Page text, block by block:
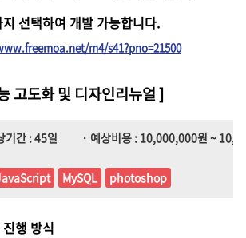
선택하여 개발 가능합니다.
m4/s41?pno=21500
고도화 및 디자인리뉴얼]
기간 : 45일
· 예상비용 : 10,000,000원 ~
MySQL photoshop
행 방식